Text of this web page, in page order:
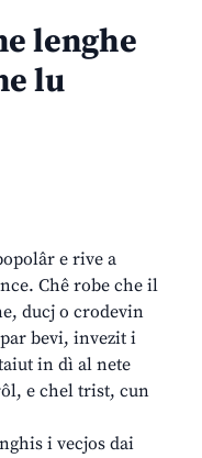
lenghe
lu
e rive a
Chê robe che il
ducj o crodevin
bevi, invezit i
in dì al nete
e chel trist, cun
i vecjos dai